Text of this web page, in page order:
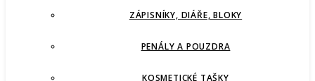
ZÁPISNÍKY, DIÁŘE, BLOKY
PENÁLY A POUZDRA
KOSMETICKÉ TAŠKY